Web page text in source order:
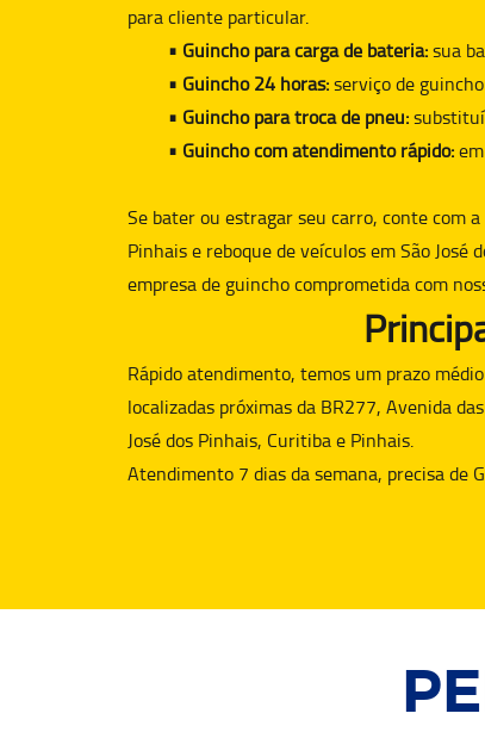
para cliente particular.
• Guincho para carga de bateria:sua
• Guincho 24 horas:serviço de
• Guincho para troca de pneu:
• Guincho com atendimento rápido:
Se bater ou estragar seu carro, conte com a
Pinhais e reboque de veículos em São
empresa de guincho comprometida com
Rápido atendimento, temos um prazo
localizadas próximas da BR277, Avenida
José dos Pinhais, Curitiba e Pinhais.
Atendimento 7 dias da semana, precisa de